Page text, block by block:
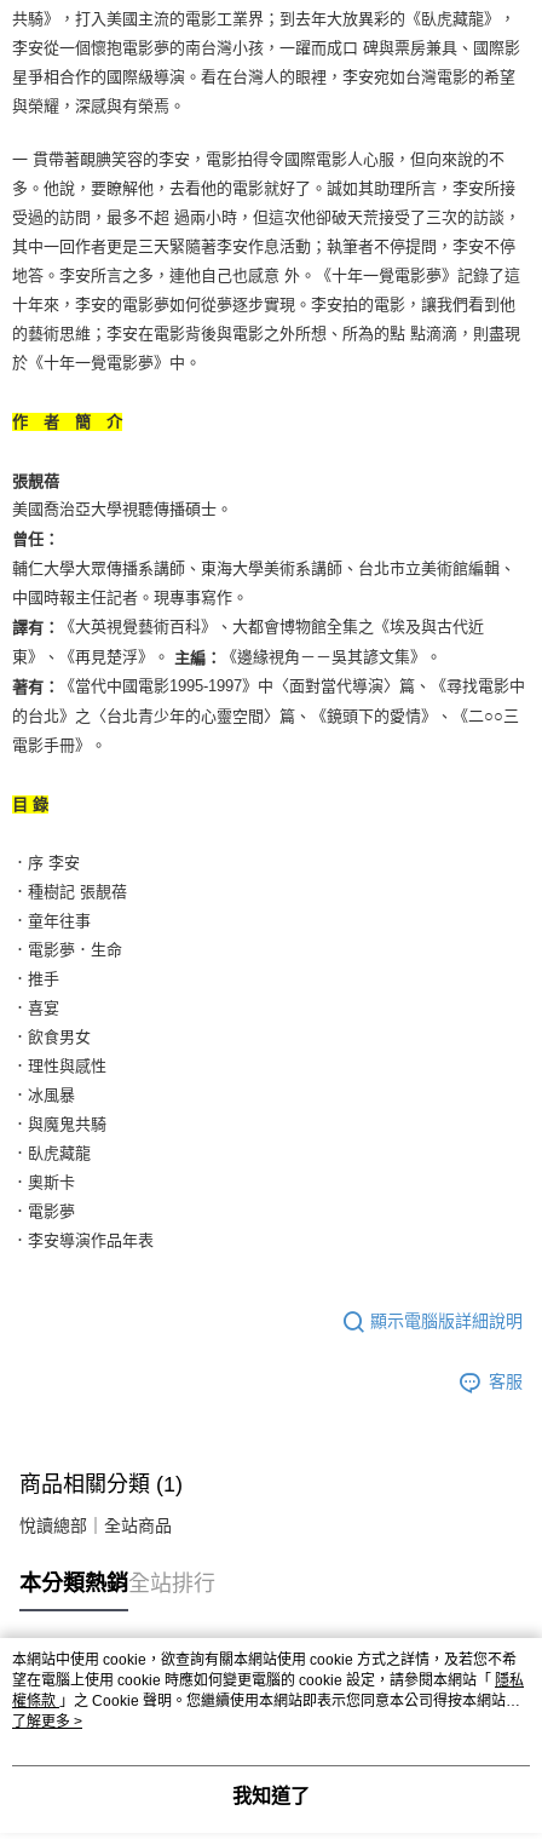
共騎》，打入美國主流的電影工業界；到去年大放異彩的《臥虎藏龍》，
李安從一個懷抱電影夢的南台灣小孩，一躍而成口 碑與票房兼具、國際影
星爭相合作的國際級導演。看在台灣人的眼裡，李安宛如台灣電影的希望
與榮耀，深感與有榮焉。
一 貫帶著靦腆笑容的李安，電影拍得令國際電影人心服，但向來說的不
多。他說，要瞭解他，去看他的電影就好了。誠如其助理所言，李安所接
受過的訪問，最多不超 過兩小時，但這次他卻破天荒接受了三次的訪談，
其中一回作者更是三天緊隨著李安作息活動；執筆者不停提問，李安不停
地答。李安所言之多，連他自己也感意 外。《十年一覺電影夢》記錄了這
十年來，李安的電影夢如何從夢逐步實現。李安拍的電影，讓我們看到他
的藝術思維；李安在電影背後與電影之外所想、所為的點 點滴滴，則盡現
於《十年一覺電影夢》中。
作 者 簡 介
張靚蓓
美國喬治亞大學視聽傳播碩士。
曾任：
輔仁大學大眾傳播系講師、東海大學美術系講師、台北市立美術館編輯、
中國時報主任記者。現專事寫作。
譯有：
《大英視覺藝術百科》、大都會博物館全集之《埃及與古代近
東》、《再見楚浮》。 主編：
《邊緣視角－－吳其諺文集》。
著有：
《當代中國電影1995-1997》中〈面對當代導演〉篇、《尋找電影中
的台北》之〈台北青少年的心靈空間〉篇、《鏡頭下的愛情》、《二○○三
電影手冊》。
目 錄
．序 李安
．種樹記 張靚蓓
．童年往事
．電影夢．生命
．推手
．喜宴
．飲食男女
．理性與感性
．冰風暴
．與魔鬼共騎
．臥虎藏龍
．奧斯卡
．電影夢
．李安導演作品年表
顯示電腦版詳細說明
客服
商品相關分類 (1)
悅讀總部｜全站商品
本分類熱銷全站排行
熱門標籤
本網站中使用 cookie，欲查詢有關本網站使用 cookie 方式之詳情，及若您不希
望在電腦上使用 cookie 時應如何變更電腦的 cookie 設定，請參閱本網站「 隱私
權條款 」之 Cookie 聲明。您繼續使用本網站即表示您同意本公司得按本網站使
用條款之 Cookie 聲明使用 cookie。
了解更多 >
我知道了